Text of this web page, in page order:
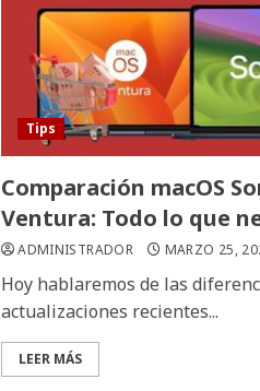
Tips
Comparación macOS
Ventura: Todo lo que
ADMINISTRADOR MARZO 25,
Hoy hablaremos de las
actualizaciones recientes...
LEER MÁS